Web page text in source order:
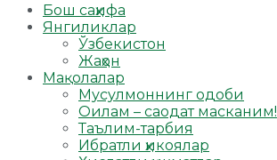
Бош саҳифа
Янгиликлар
Ўзбекистон
Жаҳон
Мақолалар
Мусулмоннинг одоби
Оилам – саодат масканим!
Таълим-тарбия
Ибратли ҳикоялар